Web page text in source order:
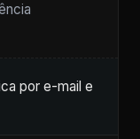
por e-mail e